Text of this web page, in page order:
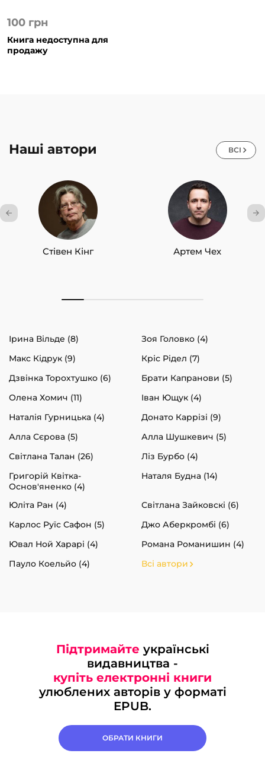
100 грн
Книга недоступна для
продажу
Наші автори ВСІ
Стівен Кінг Артем Чех
Ірина Вільде (8)
Зоя Головко (4)
Макс Кідрук (9)
Кріс Рідел (7)
Дзвінка Торохтушко (6)
Брати Капранови (5)
Олена Хомич (11)
Іван Ющук (4)
Наталія Гурницька (4)
Донато Каррізі (9)
Алла Сєрова (5)
Алла Шушкевич (5)
Світлана Талан (26)
Ліз Бурбо (4)
Григорій Квітка-
Основ'яненко (4)
Наталя Будна (14)
Юліта Ран (4)
Світлана Зайковскі (6)
Карлос Руїс Сафон (5)
Джо Аберкромбі (6)
Ювал Ной Харарі (4)
Романа Романишин (4)
Пауло Коельйо (4)
Всі автори
Підтримайте українські
видавництва -
купіть електронні книги
улюблених авторів у форматі
EPUB.
ОБРАТИ КНИГИ